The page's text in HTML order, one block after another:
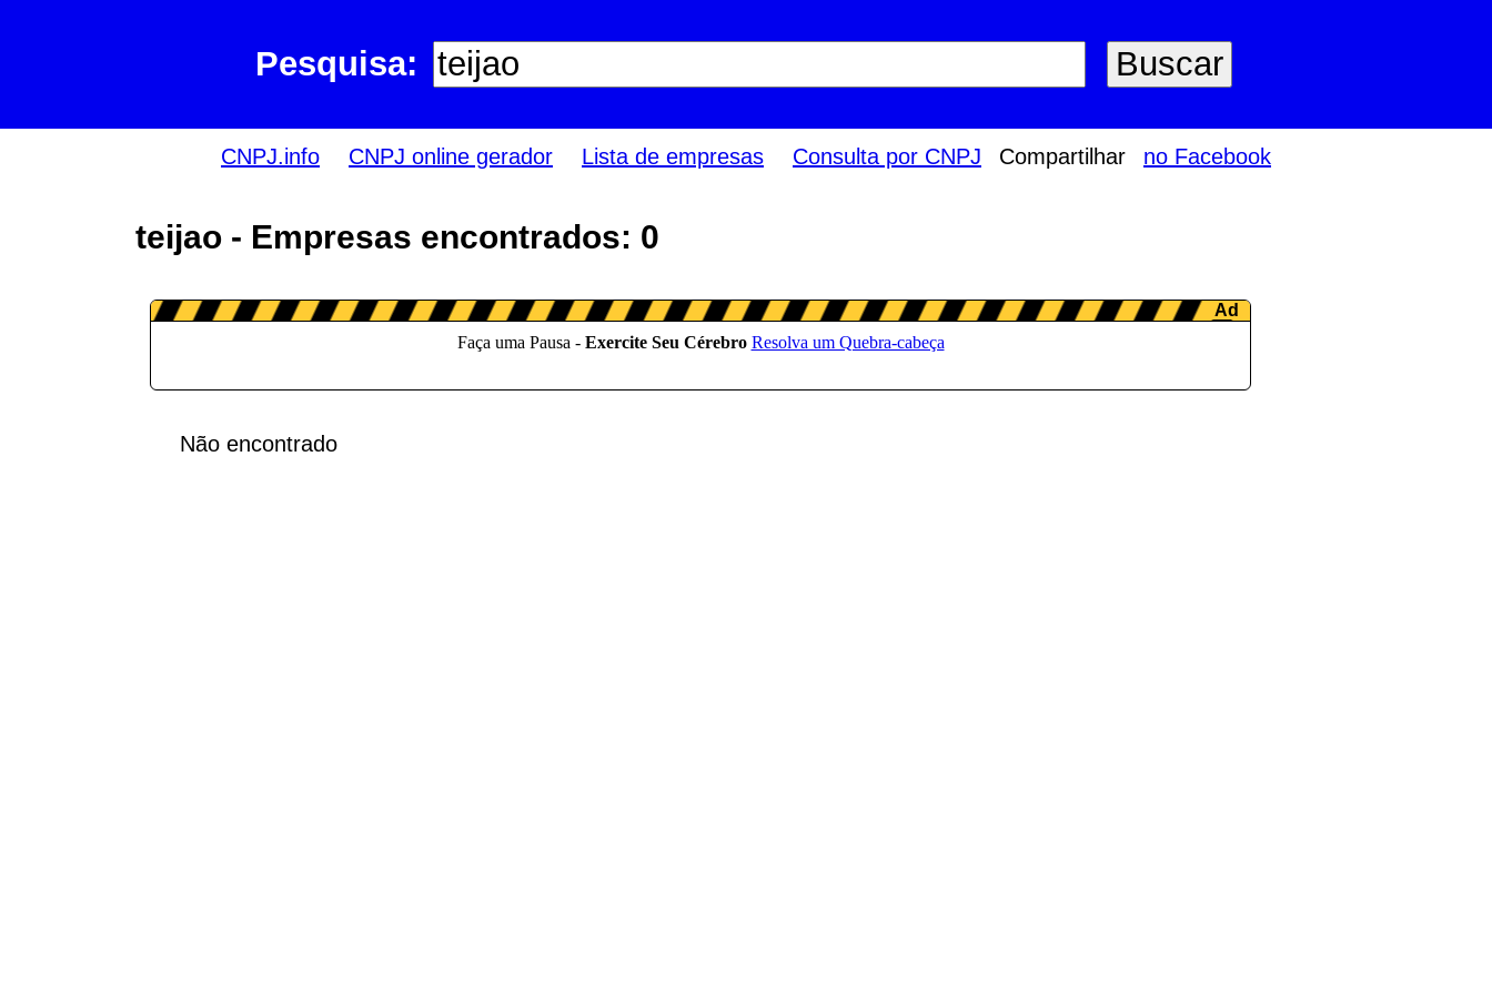
Pesquisa:
CNPJ.info CNPJ online gerador Lista de empresas Consulta por CNPJ Compartilhar no Facebook
teijao - Empresas encontrados: 0
Não encontrado